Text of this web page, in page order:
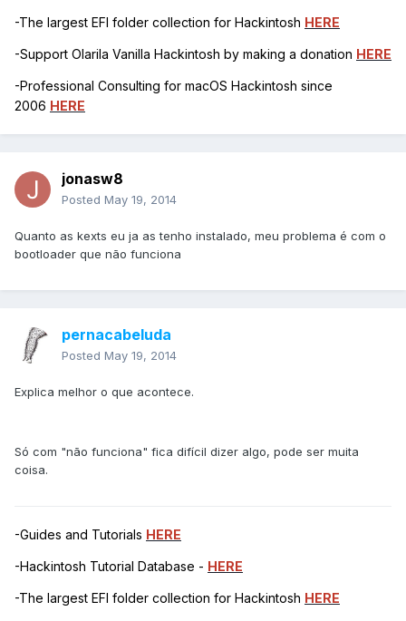
-The largest EFI folder collection for Hackintosh HERE
-Support Olarila Vanilla Hackintosh by making a donation HERE
-Professional Consulting for macOS Hackintosh since
2006 HERE
jonasw8
Posted May 19, 2014
Quanto as kexts eu ja as tenho instalado, meu problema é com o
bootloader que não funciona
pernacabeluda
Posted May 19, 2014
Explica melhor o que acontece.
Só com "não funciona" fica difícil dizer algo, pode ser muita
coisa.
-Guides and Tutorials HERE
-Hackintosh Tutorial Database - HERE
-The largest EFI folder collection for Hackintosh HERE